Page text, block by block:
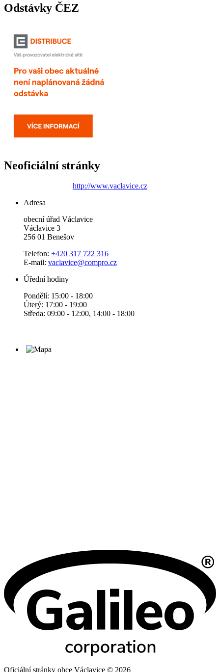
Odstávky ČEZ
Neoficiální stránky
http://www.vaclavice.cz
Adresa
obecní úřad Václavice
Václavice 3
256 01 Benešov
Telefon: +420 317 722 316
E-mail: vaclavice@compro.cz
Úřední hodiny
Pondělí: 15:00 - 18:00
Úterý: 17:00 - 19:00
Středa: 09:00 - 12:00, 14:00 - 18:00
Oficiální stránky obce Václavice © 2026